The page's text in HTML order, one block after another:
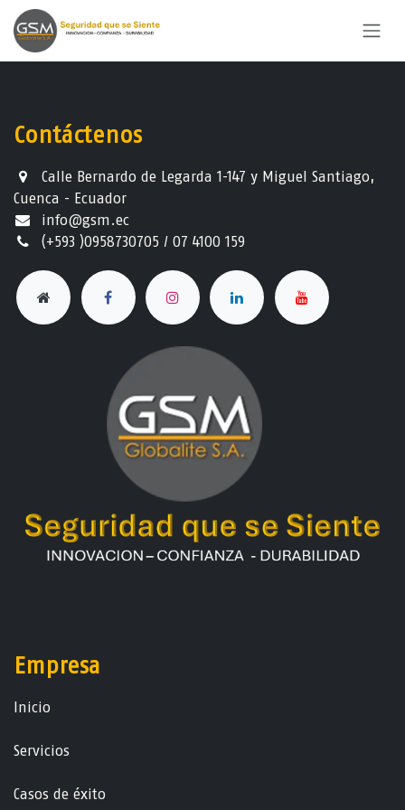
Ir al contenido
Contáctenos
Calle Bernardo de Legarda 1-147 y Miguel Santiago,
Cuenca - Ecuador
info@gsm.ec​
(+593 )0958730705 / 07 4100 159
Empresa
Ini​ci​o
Servicios
Casos de éxito